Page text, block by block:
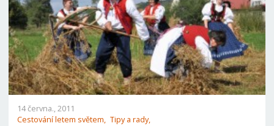
14 června., 2011
Cestování letem světem, Tipy a rady,